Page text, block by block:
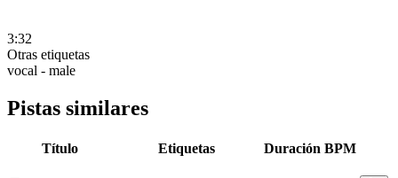
3:32
Otras etiquetas
vocal - male
Pistas similares
Título Etiquetas Duración BPM